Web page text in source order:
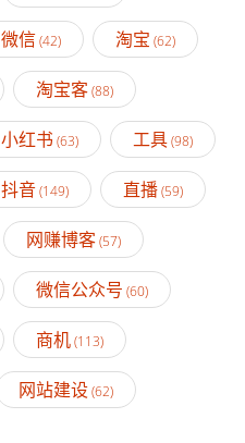
微信(42) 淘宝 (62)
淘宝客(88)
小红书 (63) 工具(98)
抖音(149) 直播(59)
网赚博客(57)
微信公众号 (60)
商机(113)
网站建设(62)